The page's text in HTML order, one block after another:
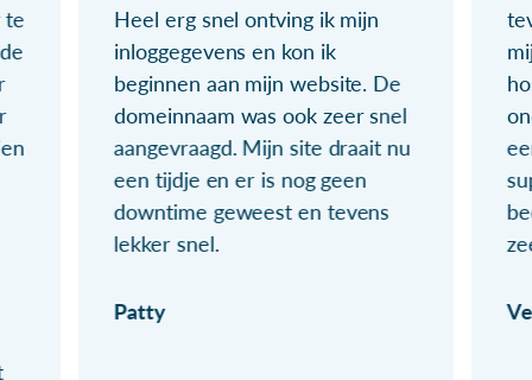
te
Heel erg snel ontving ik mijn
inloggegevens en kon ik
beginnen aan mijn website. De
domeinnaam was ook zeer snel
aangevraagd. Mijn site draait nu
een tijdje en er is nog geen
downtime geweest en tevens
lekker snel.
Patty